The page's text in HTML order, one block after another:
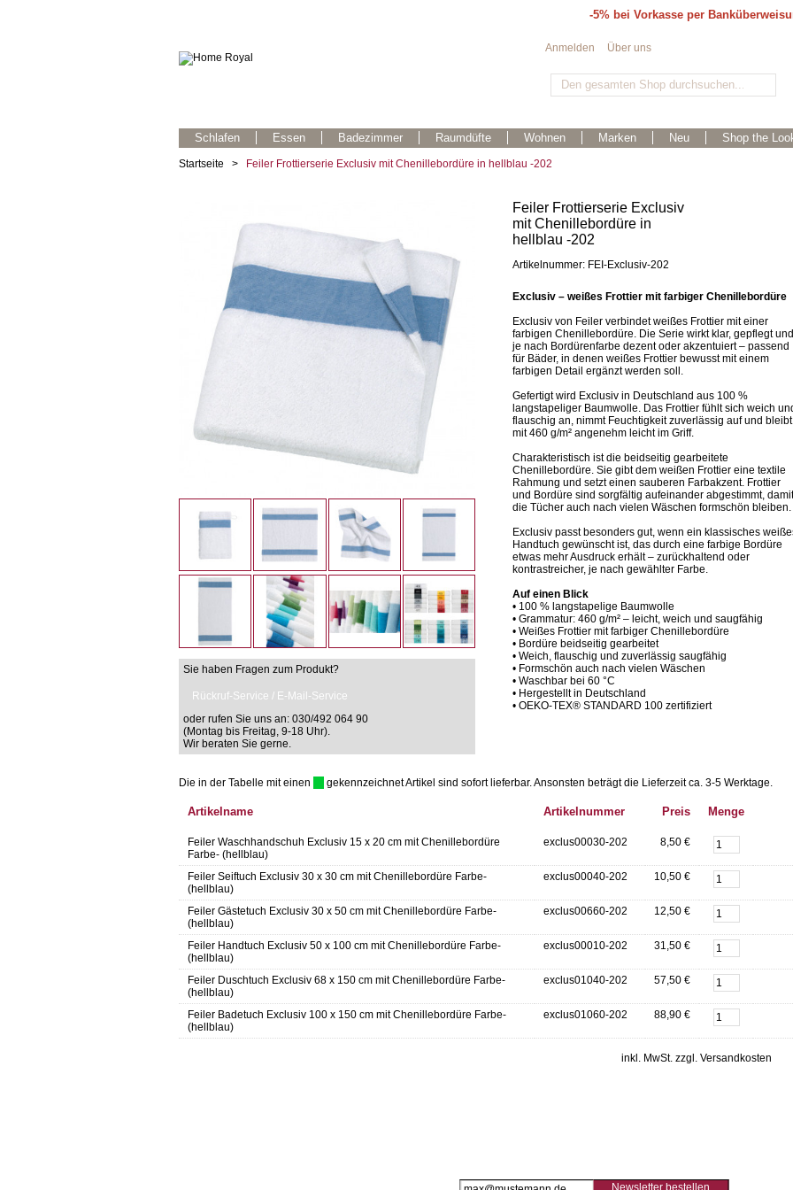
-5% bei Vorkasse per
Schlafen Essen Badezimmer Raumdüfte Wohnen Marken Neu Shop the
Anmelden Über uns
Startseite > Feiler Frottierserie Exclusiv mit Chenillebordüre in hellblau -202
Sie haben Fragen zum Produkt?
Rückruf-Service / E-Mail-Service
oder rufen Sie uns an: 030/492 064 90
(Montag bis Freitag, 9-18 Uhr).
Wir beraten Sie gerne.
Feiler Frottierserie Exclusiv
mit Chenillebordüre in
hellblau -202
Artikelnummer: FEI-Exclusiv-202
Exclusiv – weißes Frottier mit farbiger Chenillebordüre
Exclusiv von Feiler verbindet weißes Frottier mit einer
farbigen Chenillebordüre. Die Serie wirkt klar, gepflegt und
je nach Bordürenfarbe dezent oder akzentuiert – passend
für Bäder, in denen weißes Frottier bewusst mit einem
farbigen Detail ergänzt werden soll.
Gefertigt wird Exclusiv in Deutschland aus 100 %
langstapeliger Baumwolle. Das Frottier fühlt sich weich
flauschig an, nimmt Feuchtigkeit zuverlässig auf und bleibt
mit 460 g/m² angenehm leicht im Griff.
Charakteristisch ist die beidseitig gearbeitete
Chenillebordüre. Sie gibt dem weißen Frottier eine textile
Rahmung und setzt einen sauberen Farbakzent. Frottier
und Bordüre sind sorgfältig aufeinander abgestimmt, damit
die Tücher auch nach vielen Wäschen formschön bleiben.
Exclusiv passt besonders gut, wenn ein klassisches
Handtuch gewünscht ist, das durch eine farbige Bordüre
etwas mehr Ausdruck erhält – zurückhaltend oder
kontrastreicher, je nach gewählter Farbe.
Auf einen Blick
• 100 % langstapelige Baumwolle
• Grammatur: 460 g/m² – leicht, weich und saugfähig
• Weißes Frottier mit farbiger Chenillebordüre
• Bordüre beidseitig gearbeitet
• Weich, flauschig und zuverlässig saugfähig
• Formschön auch nach vielen Wäschen
• Waschbar bei 60 °C
• Hergestellt in Deutschland
• OEKO-TEX® STANDARD 100 zertifiziert
Die in der Tabelle mit einen gekennzeichnet Artikel sind sofort lieferbar. Ansonsten beträgt die Lieferzeit ca. 3-5 Werktage.
Artikelname Artikelnummer Preis Menge
Feiler Waschhandschuh Exclusiv 15 x 20 cm mit Chenillebordüre
Farbe- (hellblau)
exclus00030-202 8,50 €
Feiler Seiftuch Exclusiv 30 x 30 cm mit Chenillebordüre Farbe-
(hellblau)
exclus00040-202 10,50 €
Feiler Gästetuch Exclusiv 30 x 50 cm mit Chenillebordüre Farbe-
(hellblau)
exclus00660-202 12,50 €
Feiler Handtuch Exclusiv 50 x 100 cm mit Chenillebordüre Farbe-
(hellblau)
exclus00010-202 31,50 €
Feiler Duschtuch Exclusiv 68 x 150 cm mit Chenillebordüre Farbe-
(hellblau)
exclus01040-202 57,50 €
Feiler Badetuch Exclusiv 100 x 150 cm mit Chenillebordüre Farbe-
(hellblau)
exclus01060-202 88,90 €
inkl. MwSt. zzgl. Versandkosten